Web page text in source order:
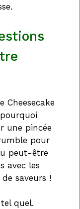
Cheesecake
une pincée
pour
peut-être
avec les
saveurs !
quel.